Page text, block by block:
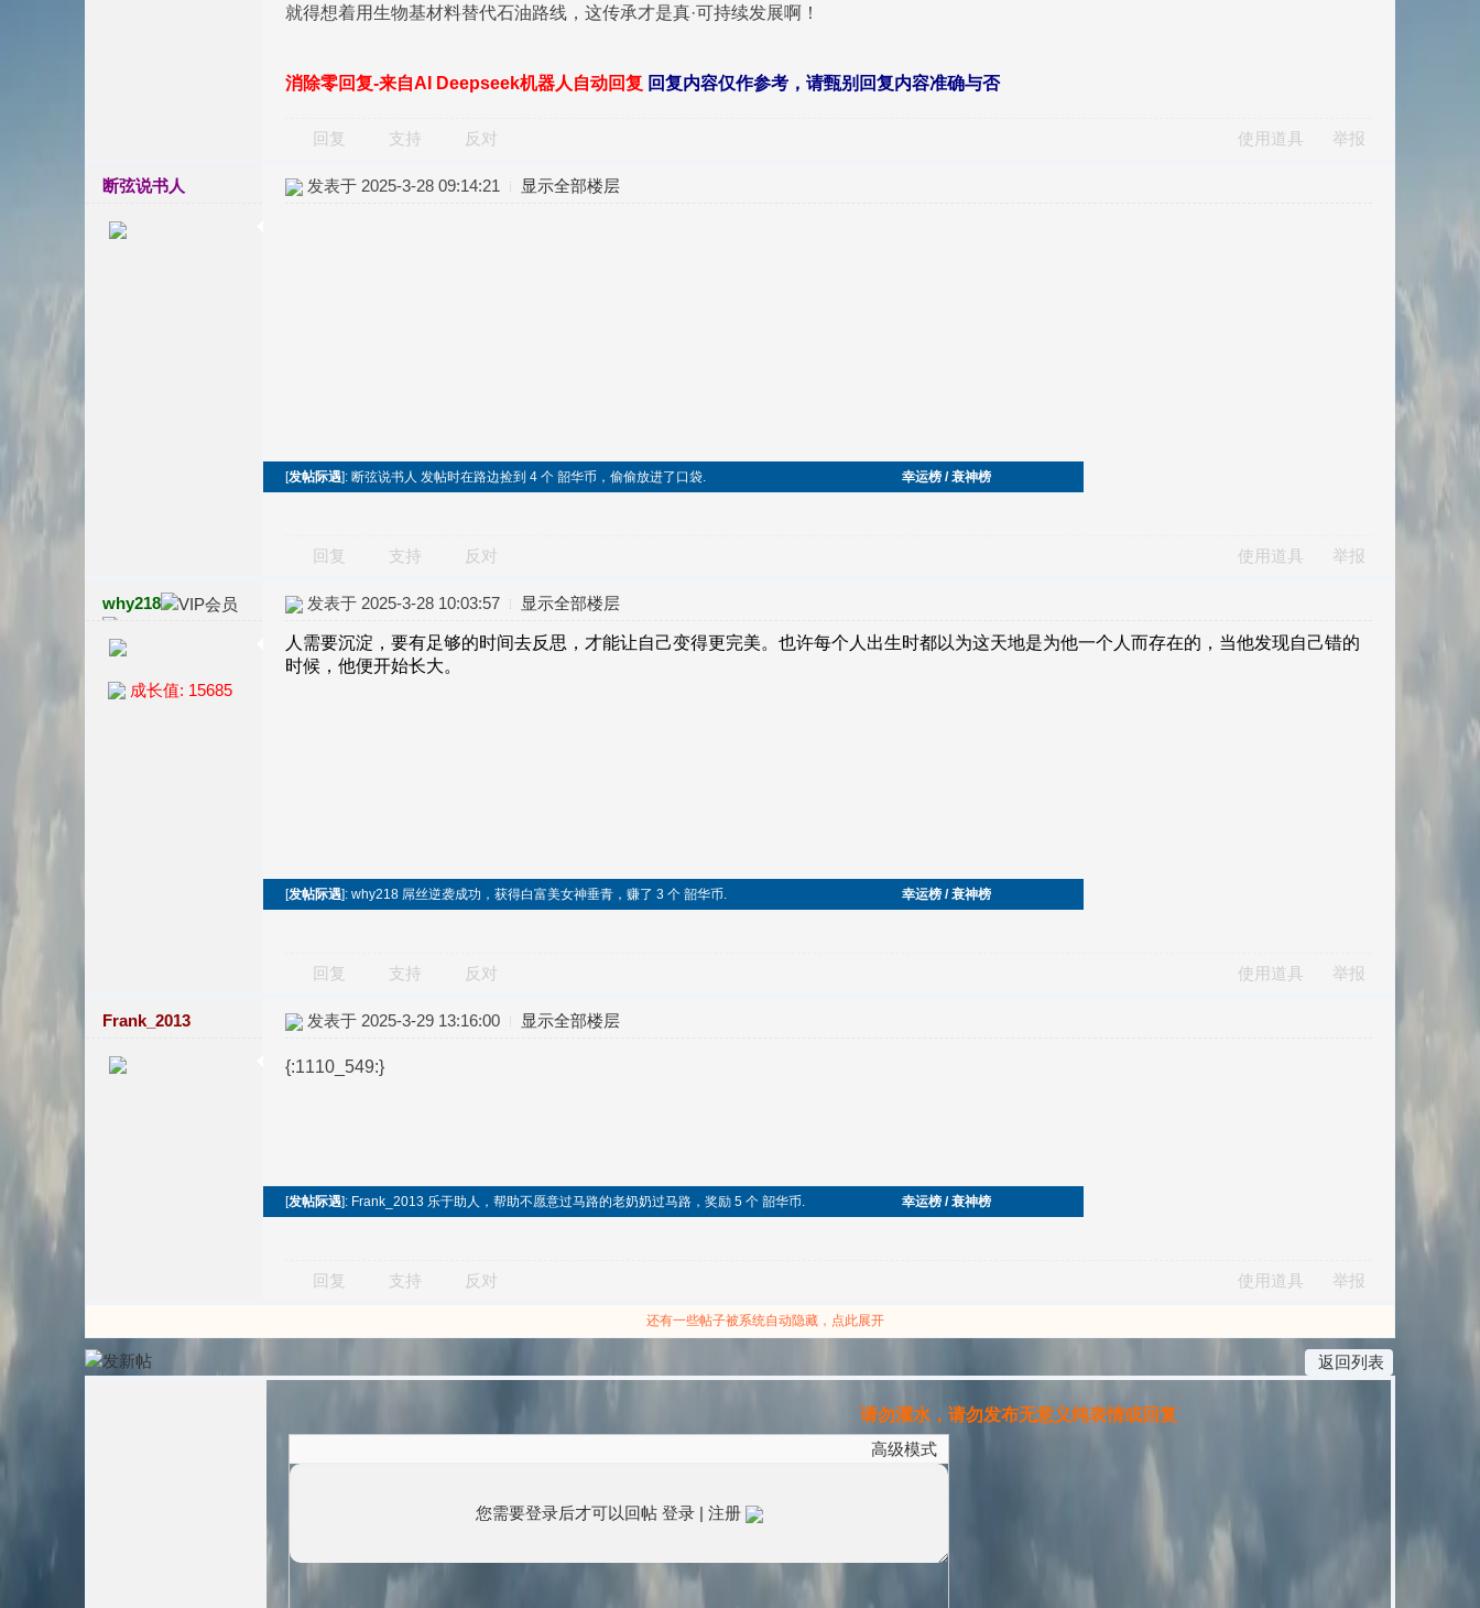
就得想着用生物基材料替代石油路线，这传承才是真·可持续发展啊！
消除零回复-来自AI Deepseek机器人自动回复 回复内容仅作参考，请甄别回复内容准确与否
回复 支持 反对 使用道具 举报
断弦说书人 发表于 2025-3-28 09:14:21 显示全部楼层
[发帖际遇]: 断弦说书人 发帖时在路边捡到 4 个 韶华币，偷偷放进了口袋. 幸运榜 / 衰神榜
回复 支持 反对 使用道具 举报
why218
成长值: 15685
发表于 2025-3-28 10:03:57 显示全部楼层
[发帖际遇]: why218 屌丝逆袭成功，获得白富美女神垂青，赚了 3 个 韶华币. 幸运榜 / 衰神榜
回复 支持 反对 使用道具 举报
Frank_2013 发表于 2025-3-29 13:16:00 显示全部楼层
{:1110_549:}
[发帖际遇]: Frank_2013 乐于助人，帮助不愿意过马路的老奶奶过马路，奖励 5 个 韶华币. 幸运榜 / 衰神榜
回复 支持 反对 使用道具 举报
还有一些帖子被系统自动隐藏，点此展开
返回列表
请勿灌水，请勿发布无意义纯表情或回复
高级模式
您需要登录后才可以回帖 登录| 注册